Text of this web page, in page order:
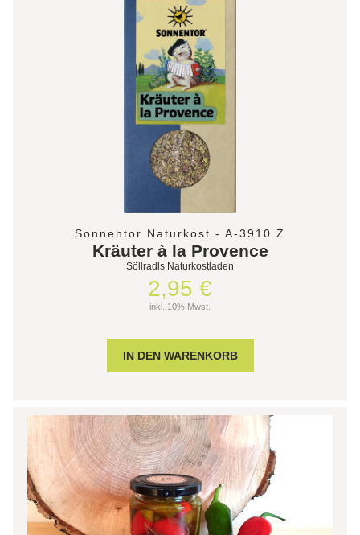
Sonnentor Naturkost - A-3910 Z
Kräuter à la Provence
Söllradls Naturkostladen
2,95 €
inkl. 10% Mwst.